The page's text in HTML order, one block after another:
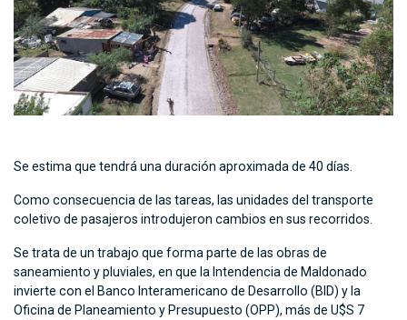
Se estima que tendrá una duración aproximada de 40 días.
Como consecuencia de las tareas, las unidades del transporte
coletivo de pasajeros introdujeron cambios en sus recorridos.
Se trata de un trabajo que forma parte de las obras de
saneamiento y pluviales, en que la Intendencia de Maldonado
invierte con el Banco Interamericano de Desarrollo (BID) y la
Oficina de Planeamiento y Presupuesto (OPP), más de U$S 7